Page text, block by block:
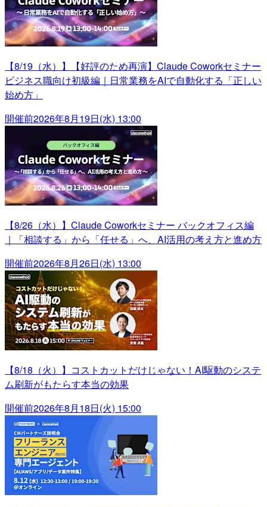
【8/19（水）】【好評のため再演】Claude Coworkセミナー
ビジネス職向け初級編｜日常業務をAIで自動化する「正しい
始め方」
開催前2026年8月19日(水) 13:00
【8/26（水）】Claude Coworkセミナー バックオフィス編
｜「相談する」から「任せる」へ、AI活用の考え方と進め方
開催前2026年8月26日(水) 13:00
【8/18（火）】コストカットだけじゃない！AI駆動のシステ
ム刷新がもたらす本当の効果
開催前2026年8月18日(火) 15:00